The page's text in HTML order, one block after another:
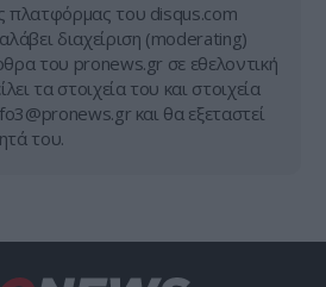
πλατφόρμας του disqus.com
διαχείριση (moderating)
του pronews.gr σε εθελοντική
τα στοιχεία του και στοιχεία
και θα εξεταστεί
του.